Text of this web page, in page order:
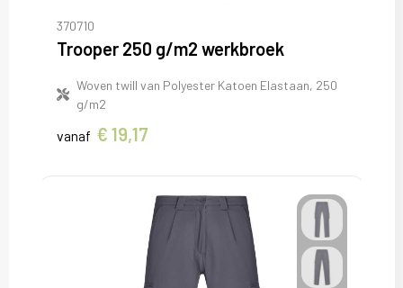
370710
Trooper 250 g/m2 werkbroek
Woven twill van Polyester Katoen Elastaan, 250
g/m2
vanaf € 19,17